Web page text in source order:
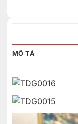
MÔ TẢ